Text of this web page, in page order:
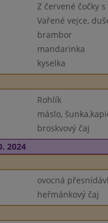
Z červené čočky
Vařené vejce,
brambor
mandarinka
kyselka
Rohlík
máslo,
broskvový čaj
2024
ovocná
heřmánkový čaj